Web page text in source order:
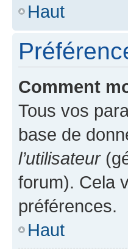
Haut
Comment
Tous vos
base de
l’utilisateur
forum). Cela
préférences.
Haut